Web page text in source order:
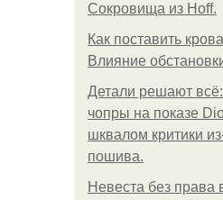
Сокровища из Hoff.
Как поставить
Влияние
Детали решают
чопры на показе
шквалом критики
пошива.
Невеста без права